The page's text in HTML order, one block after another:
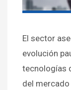
El sector
evolución
tecnologías
del